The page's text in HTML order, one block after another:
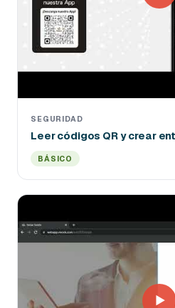
SEGURIDAD
Leer códigos QR y crear
BÁSICO
▶